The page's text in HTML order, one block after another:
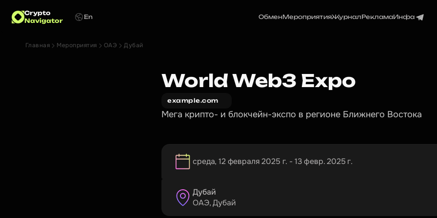
Crypto
Navigator
En ОбменМероприятияЖурналРекламаИнфа
Главная Мероприятия ОАЭ Дубай
World Web3 Expo
example.com
Мега крипто- и блокчейн-экспо в регионе Ближнего Востока
среда, 12 февраля 2025 г. - 13 февр. 2025 г.
Дубай
ОАЭ, Дубай